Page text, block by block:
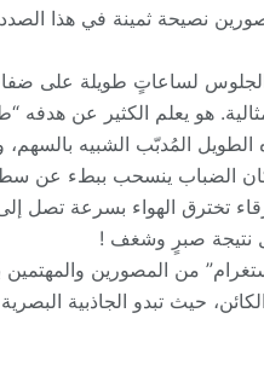
نصيحة ثمينة في هذا
الجلوس لساعاتٍ طويلة على
هو يعلم الكثير عن هدفه
الطويل المُدبّب الشبيه
كان الضباب ينسحب ببطء عن
من المصورين والمهتمين
حيث تبدو الجاذبية